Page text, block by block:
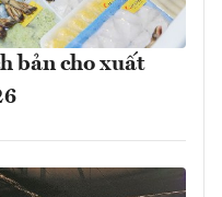
bản cho xuất